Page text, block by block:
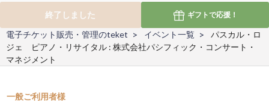
終了しました
ギフトで応援！
電子チケット販売・管理のteket イベント一覧
パスカル・ロ
ジェ ピアノ・リサイタル : 株式会社パシフィック・コンサート・
マネジメント
一般ご利用者様